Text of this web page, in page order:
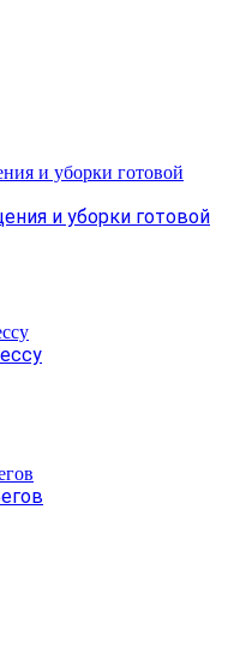
и уборки готовой